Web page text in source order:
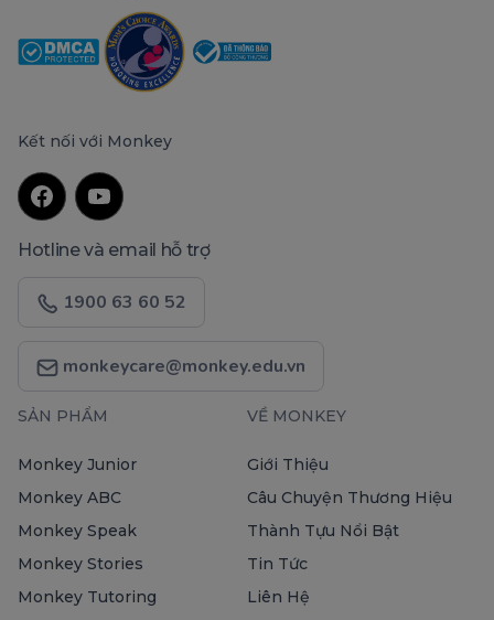
Kết nối với Monkey
Hotline và email hỗ trợ
1900 63 60 52
monkeycare@monkey.edu.vn
SẢN PHẨM
Monkey Junior
Monkey ABC
Monkey Speak
Monkey Stories
Monkey Tutoring
VỀ MONKEY
Giới Thiệu
Câu Chuyện Thương Hiệu
Thành Tựu Nổi Bật
Tin Tức
Liên Hệ